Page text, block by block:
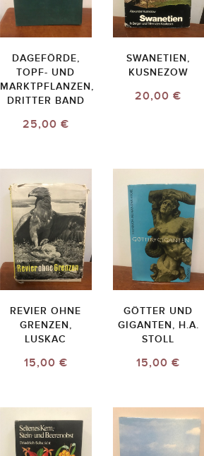
DAGEFÖRDE,
TOPF- UND
MARKTPFLANZEN,
DRITTER BAND
25,00 €
SWANETIEN,
KUSNEZOW
20,00 €
REVIER OHNE
GRENZEN,
LUSKAC
15,00 €
GÖTTER UND
GIGANTEN, H.A.
STOLL
15,00 €